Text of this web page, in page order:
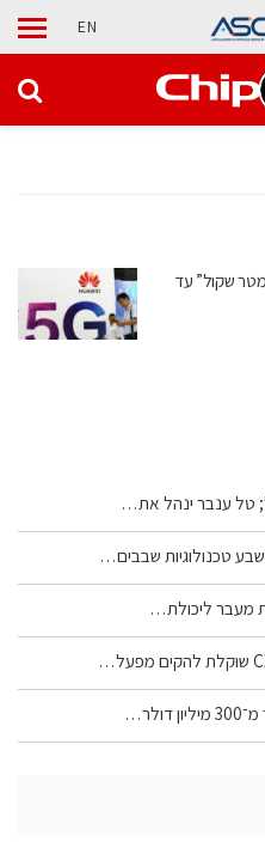
EN
דרך עוקפת ננומטרים: “1.4 ננומטר שקול” עד